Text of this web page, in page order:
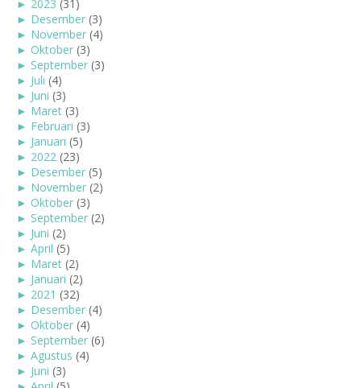
► 2023 (31)
► Desember (3)
► November (4)
► Oktober (3)
► September (3)
► Juli (4)
► Juni (3)
► Maret (3)
► Februari (3)
► Januari (5)
► 2022 (23)
► Desember (5)
► November (2)
► Oktober (3)
► September (2)
► Juni (2)
► April (5)
► Maret (2)
► Januari (2)
► 2021 (32)
► Desember (4)
► Oktober (4)
► September (6)
► Agustus (4)
► Juni (3)